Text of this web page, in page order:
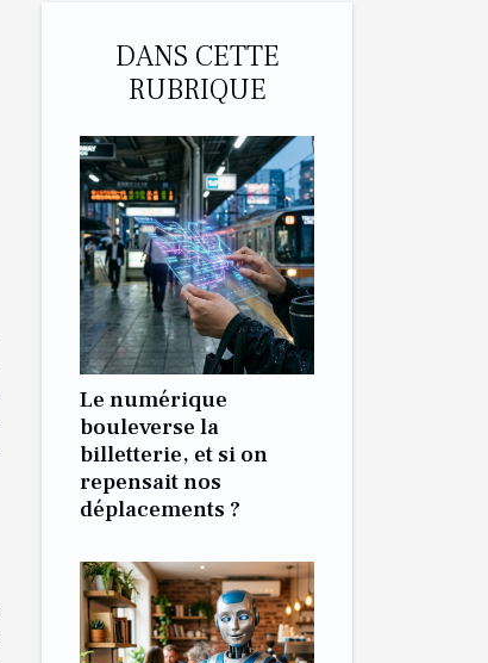
DANS CETTE
RUBRIQUE
Le numérique
bouleverse la
billetterie, et si on
repensait nos
déplacements ?